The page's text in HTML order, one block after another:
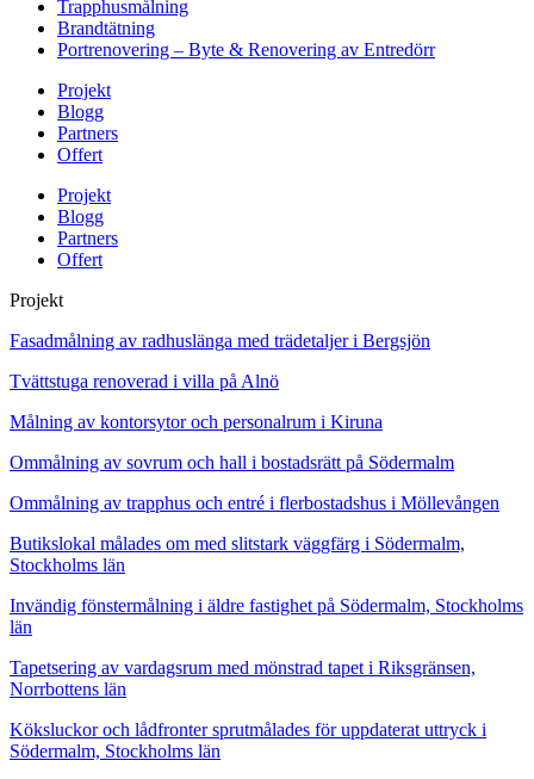
Trapphusmålning
Brandtätning
Portrenovering – Byte & Renovering av Entredörr
Projekt
Blogg
Partners
Offert
Projekt
Blogg
Partners
Offert
Projekt
Fasadmålning av radhuslänga med trädetaljer i Bergsjön
Tvättstuga renoverad i villa på Alnö
Målning av kontorsytor och personalrum i Kiruna
Ommålning av sovrum och hall i bostadsrätt på Södermalm
Ommålning av trapphus och entré i flerbostadshus i Möllevången
Butikslokal målades om med slitstark väggfärg i Södermalm,
Stockholms län
Invändig fönstermålning i äldre fastighet på Södermalm, Stockholms
län
Tapetsering av vardagsrum med mönstrad tapet i Riksgränsen,
Norrbottens län
Köksluckor och lådfronter sprutmålades för uppdaterat uttryck i
Södermalm, Stockholms län